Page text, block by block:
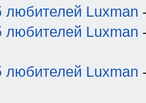
любителей Luxman
любителей Luxman
любителей Luxman